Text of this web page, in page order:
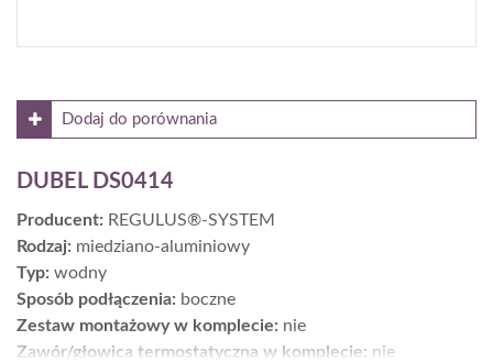
Dodaj do porównania
DUBEL DS0414
Producent: REGULUS®-SYSTEM
Rodzaj: miedziano-aluminiowy
Typ: wodny
Sposób podłączenia: boczne
Zestaw montażowy w komplecie: nie
Zawór/głowica termostatyczna w komplecie: nie